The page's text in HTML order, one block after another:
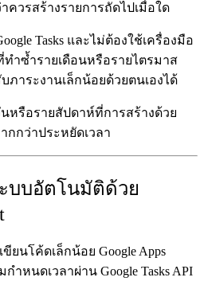
ควรสร้างรายการถัดไปเมื่อใด
Tasks และไม่ต้องใช้เครื่องมือ
ทำซ้ำรายเดือนหรือรายไตรมาส
าระงานเล็กน้อยด้วยตนเองได้
หรือรายสัปดาห์ที่การสร้างด้วย
กกว่าประหยัดเวลา
บบอัตโนมัติด้วย
ยนโค้ดเล็กน้อย Google Apps
ำหนดเวลาผ่าน Google Tasks API